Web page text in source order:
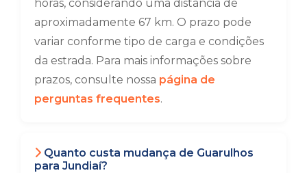
horas, considerando uma distância de
aproximadamente 67 km. O prazo pode
variar conforme tipo de carga e condições
da estrada. Para mais informações sobre
prazos, consulte nossa página de
perguntas frequentes.
Quanto custa mudança de Guarulhos
para Jundiaí?